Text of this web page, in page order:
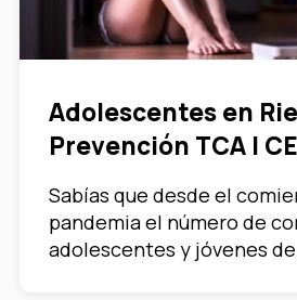
Adolescentes en
Prevención TCA |
Sabías que desde el
pandemia el número de
adolescentes y jóvenes